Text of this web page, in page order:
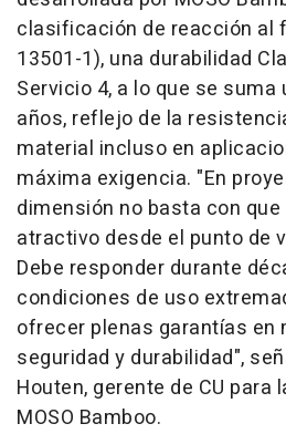
clasificación de reacción al
13501-1), una durabilidad
Servicio 4, a lo que se suma
años, reflejo de la
material incluso en
máxima exigencia. "En
dimensión no basta con
atractivo desde el punto de
Debe responder durante
condiciones de uso
ofrecer plenas garantías en
seguridad y durabilidad",
Houten, gerente de CU para
MOSO Bamboo.